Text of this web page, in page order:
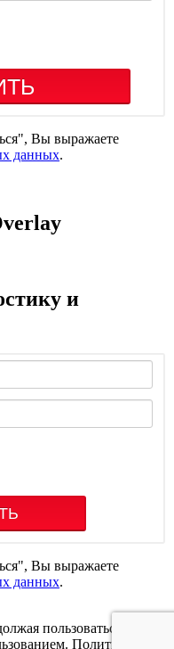
Вы выражаете
данных.
и
Вы выражаете
данных.
пользоваться
Политика